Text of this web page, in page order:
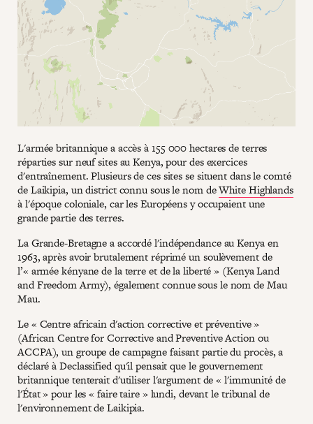
L'armée britannique a accès à 155 000 hectares de terres
réparties sur neuf sites au Kenya, pour des exercices
d'entraînement. Plusieurs de ces sites se situent dans le comté
de Laikipia, un district connu sous le nom deWhite Highlands
à l'époque coloniale, car les Européens y occupaient une
grande partie des terres.
La Grande-Bretagne a accordé l'indépendance au Kenya en
1963, après avoir brutalement réprimé un soulèvement de
l’« armée kényane de la terre et de la liberté » (Kenya Land
and Freedom Army), également connue sous le nom de Mau
Mau.
Le « Centre africain d'action corrective et préventive »
(African Centre for Corrective and Preventive Action ou
ACCPA), un groupe de campagne faisant partie du procès, a
déclaré à Declassified qu'il pensait que le gouvernement
britannique tenterait d'utiliser l'argument de « l'immunité de
l'État » pour les « faire taire » lundi, devant le tribunal de
l'environnement de Laikipia.